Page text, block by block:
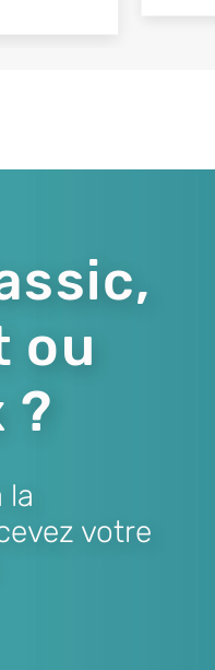
ou
?
la
votre